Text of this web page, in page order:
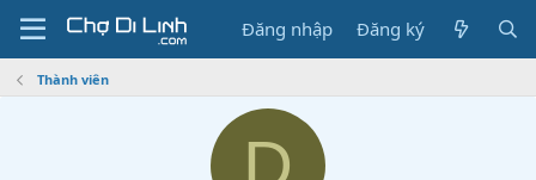
Đăng nhập Đăng ký
Thành viên